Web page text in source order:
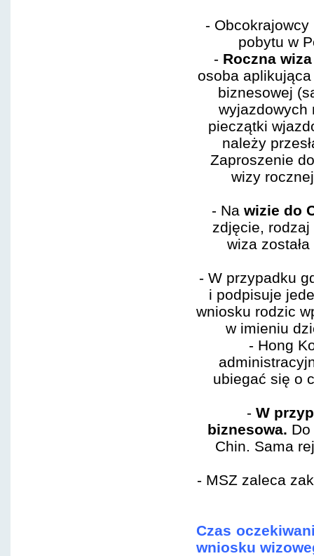
-
pobytu w
- Roczna wiza
osoba
biznesowej
wyjazdowych
pieczątki
należy
Zaproszenie
wizy
- Na wizie do
zdjęcie, rodzaj
wiza
- W przypadku
i podpisuje
wniosku rodzic
w imieniu
- Hong
ubiegać się o
- W
biznesowa.
Chin. Sama
- MSZ zaleca
Czas
wniosku